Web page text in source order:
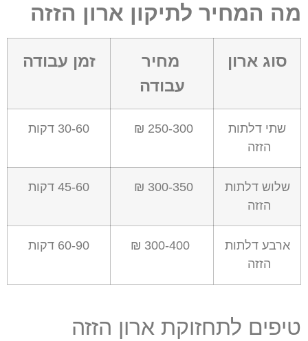
מה המחיר לתיקון ארון הזזה
סוג ארון
מחיר
עבודה
זמן עבודה
שתי דלתות
הזזה
250-300 ₪ 30-60 דקות
שלוש דלתות
הזזה
300-350 ₪ 45-60 דקות
ארבע דלתות
הזזה
60-90 דקות
טיפים לתחזוקת ארון הזזה